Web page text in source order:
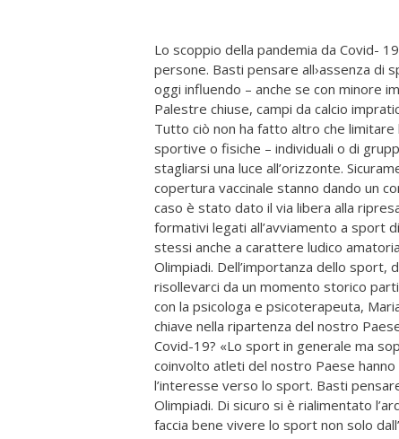
Lo scoppio della pandemia da Covid-
persone. Basti pensare all›assenza di
oggi influendo – anche se con minore
Palestre chiuse, campi da calcio
Tutto ciò non ha fatto altro che
sportive o fisiche – individuali o di
stagliarsi una luce all’orizzonte.
copertura vaccinale stanno dando un
caso è stato dato il via libera alla
formativi legati all’avviamento a sport
stessi anche a carattere ludico
Olimpiadi. Dell’importanza dello sport,
risollevarci da un momento storico
con la psicologa e psicoterapeuta,
chiave nella ripartenza del nostro
Covid-19? «Lo sport in generale ma
coinvolto atleti del nostro Paese
l’interesse verso lo sport. Basti
Olimpiadi. Di sicuro si è rialimentato
faccia bene vivere lo sport non solo